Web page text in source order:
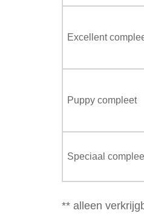
Excellent
Puppy compleet
Speciaal
** alleen